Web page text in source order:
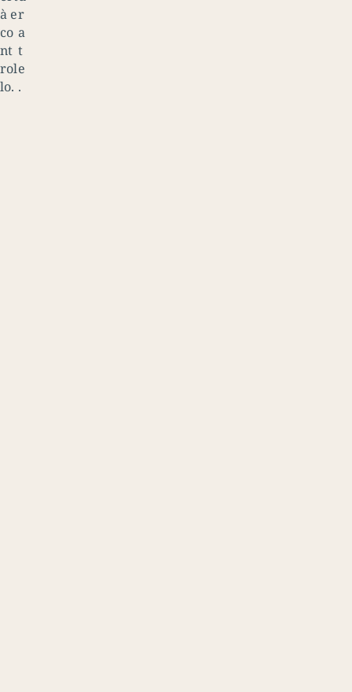
à e
co
nt
rol
lo.
r
a
t
e
.